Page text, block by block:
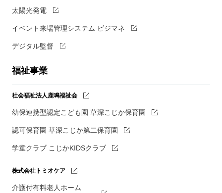
太陽光発電
イベント来場管理システム ビジマネ
デジタル監督
福祉事業
社会福祉法人鹿鳴福祉会
幼保連携型認定こども園 草深こじか保育園
認可保育園 草深こじか第二保育園
学童クラブ こじかKIDSクラブ
株式会社トミオケア
介護付有料老人ホーム